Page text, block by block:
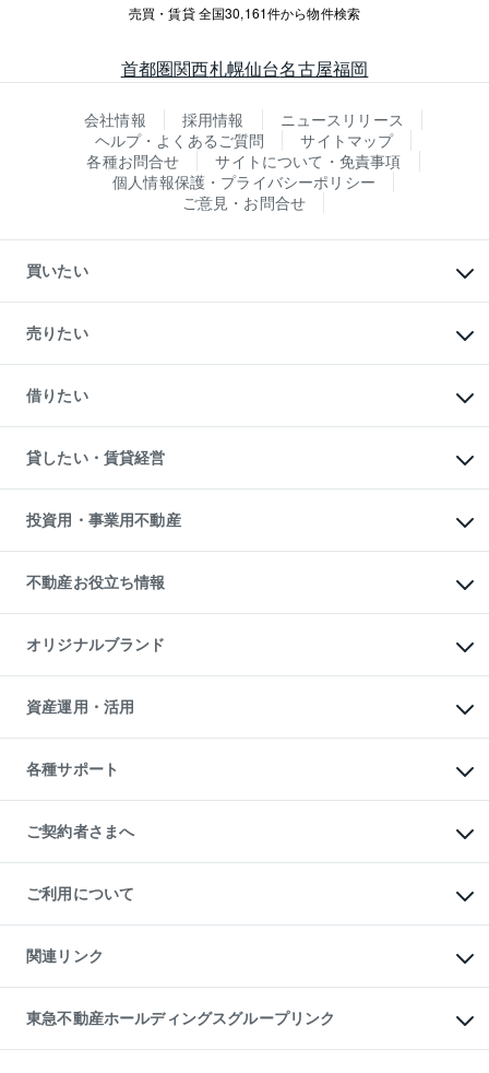
売買・賃貸 全国30,161件から物件検索
首都圏関西札幌仙台名古屋福岡
会社情報 採用情報
ニュースリリース
ヘルプ・よくあるご質問
サイトマップ
各種お問合せ
サイトについて・免責事項
個人情報保護・プライバシーポリシー
ご意見・お問合せ
買いたい
新築・分譲マンションの購入
中古マンションの購入
一戸建ての購入
中古一戸建ての購入
不動産購入の流れ
注目キーワード物件特集
購入ガイド
English 繁体中文簡体中文
売りたい
一戸建ての売却・査定
土地の売却・査定
スピードAI査定
不動産査定について
不動産売却の流れ
不動産買換えの流れ
売却ガイド
借りたい
オフィス・店舗の賃貸
借りるときの流れ
借りるガイド
貸したい・賃貸経営
マンション賃料データ
賃貸管理プラン
リロケーションについて
貸すガイド
投資用・事業用不動産
事業用不動産
マンション投資
投資用マンション
アパート経営
収益物件
ビル購入（ビル一棟）
投資用不動産の売却査定
事業用不動産の売却査定
不動産お役立ち情報
マンションライブラリー
人気マンションランキング
暮らしに役立つ不動産メディア
不動産相場・不動産価格情報
不動産コラム・ニュース
不動産用語集
不動産なんでもネット相談室
住まいの税金
オリジナルブランド
一棟リノベーションマンション
L`GENTE（ルジェンテ）
区分リノベーションマンション
投資用一棟レジデンスWELL
不動産小口投資
LEGACIA（レガシア）
資産運用・活用
不動産M&A
アセットマネジメント・出資
各種サポート
相続サポート
リフォームサポート
ご契約者さまへ
ご紹介・再契約特典
入居者様専用-各種ご案内（賃貸）
東急こすもす会「こすもすWeb」
ご利用について
金融商品取引について
東急リバブル ソーシャルメディアポリシー
ご意見・お問い合わせ（金融商品取引専用の相談・お問い合わせ窓口）
ダイレクトメール（郵送物）・Eメールなどの送付停止について
関連リンク
これからご結婚される方に東急百貨店のブライダルクラブ
人材サービスのご用命は 東急リバブルスタッフ株式会社まで
東北の逸品を贈ります 東北すぐれものセレクション
東急不動産ホールディングスグループリンク